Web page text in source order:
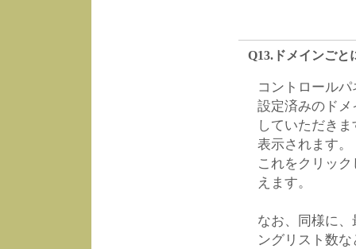
Q13.ドメインごと
コントロール
設定済みのド
していただき
表示されます。
これをクリッ
えます。
なお、同様に
ングリスト数